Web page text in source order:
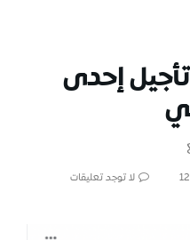
إحدى
لا توجد تعليقات